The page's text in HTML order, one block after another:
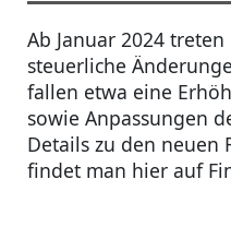
Ab Januar 2024
steuerliche
fallen etwa eine
sowie Anpassungen
Details zu den neuen
findet man hier auf